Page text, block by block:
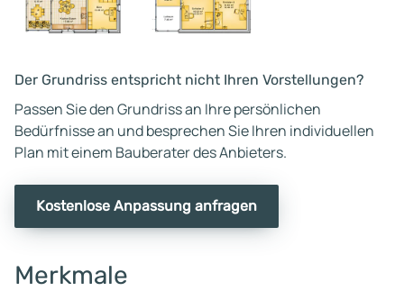
Der Grundriss entspricht nicht Ihren Vorstellungen?
Passen Sie den Grundriss an Ihre persönlichen
Bedürfnisse an und besprechen Sie Ihren individuellen
Plan mit einem Bauberater des Anbieters.
Kostenlose Anpassung anfragen
Merkmale